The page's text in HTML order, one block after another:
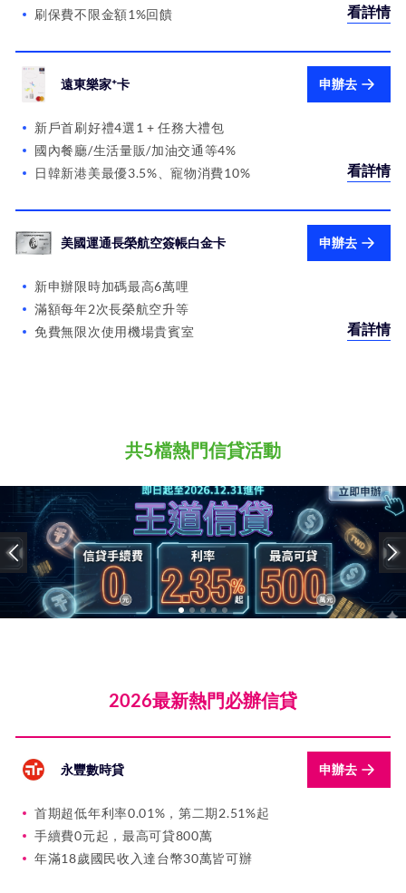
刷保費不限金額1%回饋
看詳情
遠東樂家⁺卡 申辦去
新戶首刷好禮4選1 + 任務大禮包
國內餐廳/生活量販/加油交通等4%
日韓新港美最優3.5%、寵物消費10%
看詳情
美國運通長榮航空簽帳白金卡 申辦去
新申辦限時加碼最高6萬哩
滿額每年2次長榮航空升等
免費無限次使用機場貴賓室
看詳情
共5檔熱門信貸活動
2026最新熱門必辦信貸
永豐數時貸 申辦去
首期超低年利率0.01%，第二期2.51%起
手續費0元起，最高可貸800萬
年滿18歲國民收入達台幣30萬皆可辦